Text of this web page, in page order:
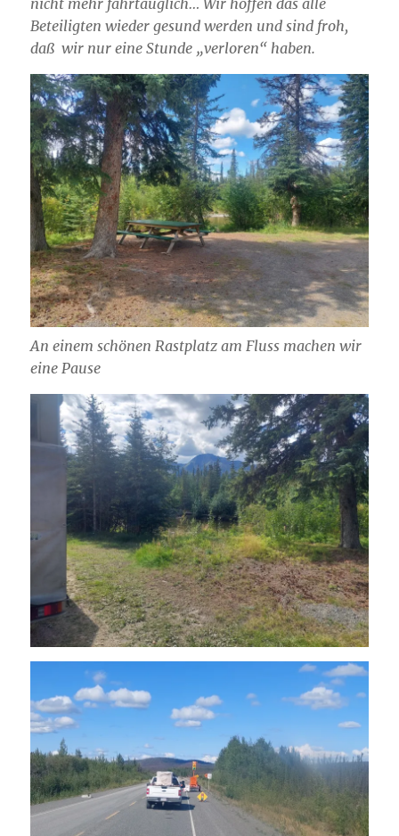
Beteiligten wieder gesund werden und sind froh,
daß wir nur eine Stunde „verloren“ haben.
An einem schönen Rastplatz am Fluss machen wir
eine Pause